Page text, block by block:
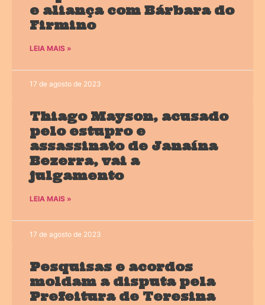
e aliança com Bárbara do
Firmino
LEIA MAIS »
17 de agosto de 2023
Thiago Mayson, acusado
pelo estupro e
assassinato de Janaína
Bezerra, vai a
julgamento
LEIA MAIS »
17 de agosto de 2023
Pesquisas e acordos
moldam a disputa pela
Prefeitura de Teresina